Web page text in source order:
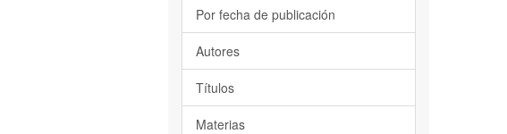
Por fecha de publicación
Autores
Títulos
Materias